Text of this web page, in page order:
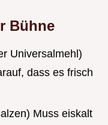
Bühne
Universalmehl)
dass es frisch
Muss eiskalt